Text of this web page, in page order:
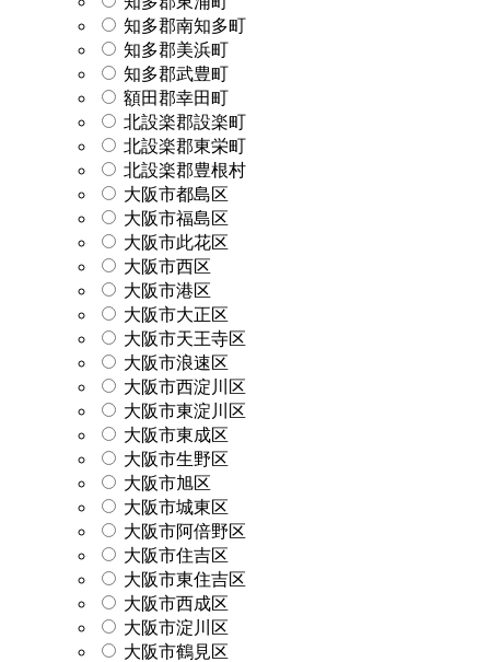
知多郡南知多町
知多郡美浜町
知多郡武豊町
額田郡幸田町
北設楽郡設楽町
北設楽郡東栄町
北設楽郡豊根村
大阪市都島区
大阪市福島区
大阪市此花区
大阪市西区
大阪市港区
大阪市大正区
大阪市天王寺区
大阪市浪速区
大阪市西淀川区
大阪市東淀川区
大阪市東成区
大阪市生野区
大阪市旭区
大阪市城東区
大阪市阿倍野区
大阪市住吉区
大阪市東住吉区
大阪市西成区
大阪市淀川区
大阪市鶴見区